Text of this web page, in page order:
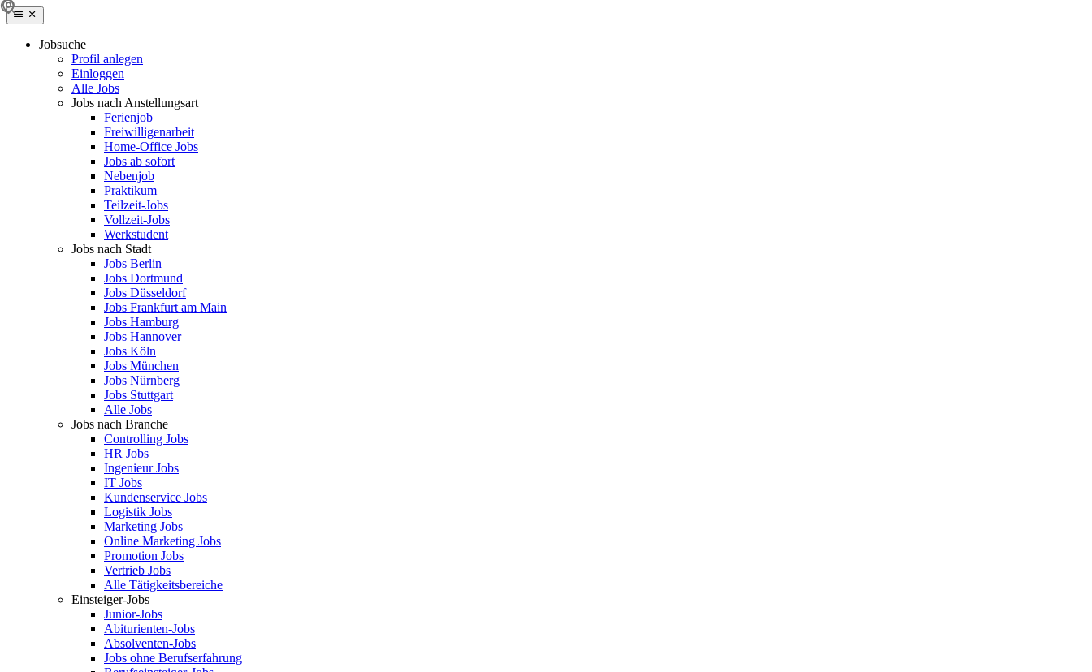
Jobsuche
Profil anlegen
Einloggen
Alle Jobs
Jobs nach Anstellungsart
Ferienjob
Freiwilligenarbeit
Home-Office Jobs
Jobs ab sofort
Nebenjob
Praktikum
Teilzeit-Jobs
Vollzeit-Jobs
Werkstudent
Jobs nach Stadt
Jobs Berlin
Jobs Dortmund
Jobs Düsseldorf
Jobs Frankfurt am Main
Jobs Hamburg
Jobs Hannover
Jobs Köln
Jobs München
Jobs Nürnberg
Jobs Stuttgart
Alle Jobs
Jobs nach Branche
Controlling Jobs
HR Jobs
Ingenieur Jobs
IT Jobs
Kundenservice Jobs
Logistik Jobs
Marketing Jobs
Online Marketing Jobs
Promotion Jobs
Vertrieb Jobs
Alle Tätigkeitsbereiche
Einsteiger-Jobs
Junior-Jobs
Abiturienten-Jobs
Absolventen-Jobs
Jobs ohne Berufserfahrung